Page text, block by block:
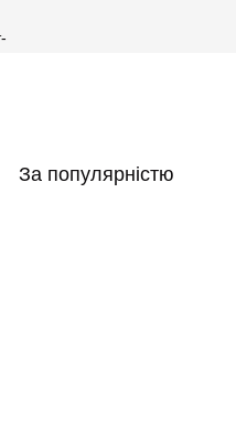
За популярністю